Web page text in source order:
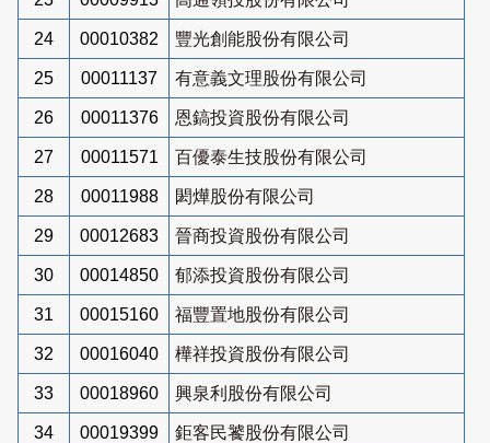
24 00010382 豐光創能股份有限公司
25 00011137 有意義文理股份有限公司
26 00011376 恩鎬投資股份有限公司
27 00011571 百優泰生技股份有限公司
28 00011988 閎燁股份有限公司
29 00012683 晉商投資股份有限公司
30 00014850 郁添投資股份有限公司
31 00015160 福豐置地股份有限公司
32 00016040 樺祥投資股份有限公司
33 00018960 興泉利股份有限公司
34 00019399 鉅客民饕股份有限公司